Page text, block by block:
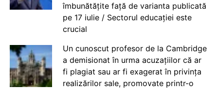
îmbunătățite față de varianta publicată
pe 17 iulie / Sectorul educației este
crucial
Un cunoscut profesor de la Cambridge
a demisionat în urma acuzațiilor că ar
fi plagiat sau ar fi exagerat în privința
realizărilor sale, promovate printr-o